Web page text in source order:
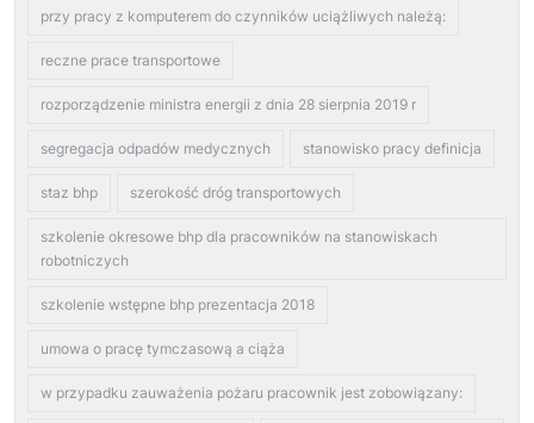
przy pracy z komputerem do czynników uciążliwych należą:
reczne prace transportowe
rozporządzenie ministra energii z dnia 28 sierpnia 2019 r
segregacja odpadów medycznych stanowisko pracy definicja
staz bhp szerokość dróg transportowych
szkolenie okresowe bhp dla pracowników na stanowiskach
robotniczych
szkolenie wstępne bhp prezentacja 2018
umowa o pracę tymczasową a ciąża
w przypadku zauważenia pożaru pracownik jest zobowiązany: